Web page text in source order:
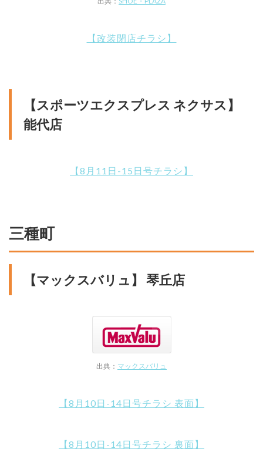
【改装閉店チラシ】
【スポーツエクスプレス ネクサス】
能代店
【8月11日-15日号チラシ】
三種町
【マックスバリュ】 琴丘店
出典： マックスバリュ
【8月10日-14日号チラシ 表面】
【8月10日-14日号チラシ 裏面】